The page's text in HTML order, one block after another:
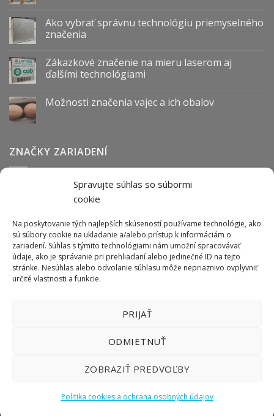
Spravujte súhlas so súbormi
cookie
Na poskytovanie tých najlepších skúseností používame technológie, ako
sú súbory cookie na ukladanie a/alebo prístup k informáciám o
zariadení. Súhlas s týmito technológiami nám umožní spracovávať
údaje, ako je správanie pri prehliadaní alebo jedinečné ID na tejto
stránke. Nesúhlas alebo odvolanie súhlasu môže nepriaznivo ovplyvniť
určité vlastnosti a funkcie.
PRIJAŤ
ODMIETNUŤ
ZOBRAZIŤ PREDVOĽBY
Politika cookies a ochrana osobných údajov
Ako vybrať správnu technológiu priemyselného
značenia
Zákazkové značenie na mieru laserom aj
ďalšími technológiami
Možnosti značenia vajec a ich obalov
ZNAČKY ZARIADENÍ
Anser Arca BOFA cab Carl Valentin
Datalogic Hitachi
Norwix
Purex Tiflex Tykma Zanasi
ODBER NEWSLETTERU
Copyright 2026 ©LIFTEC SK